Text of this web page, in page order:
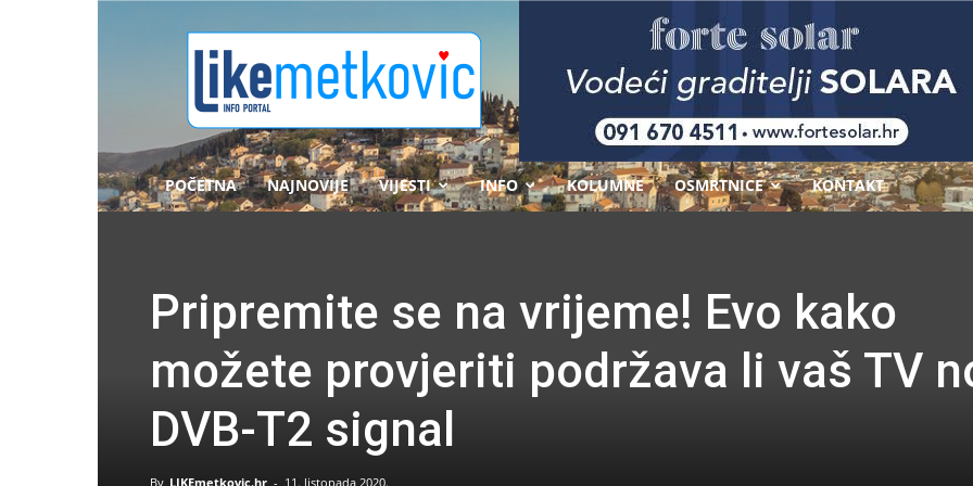
POČETNA NAJNOVIJE VIJESTI INFO KOLUMNE OSMRTNICE KONTAKT
Pripremite se na vrijeme! Evo kako
možete provjeriti podržava li vaš TV
DVB-T2 signal
By LIKEmetkovic.hr - 11. listopada 2020.